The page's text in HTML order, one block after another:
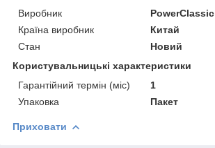
Виробник
PowerClassic
Країна виробник
Китай
Стан
Новий
Користувальницькі характеристики
Гарантійний термін (міс)
1
Упаковка
Пакет
Приховати